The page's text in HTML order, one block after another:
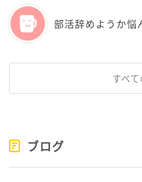
か？
そしてまずは今日まで頑
みましょうよ。aiさんが
いつでもこちらに来て
部活辞めようか悩
すべ
ブログ